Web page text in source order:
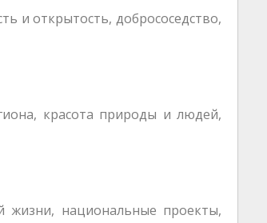
и открытость, добрососедство,
красота природы и людей,
жизни, национальные проекты,